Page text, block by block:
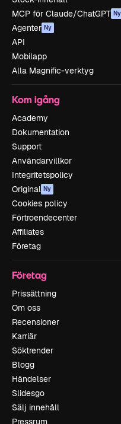
MCP för Claude/ChatGPT Ny
Agenter Ny
API
Mobilapp
Alla Magnific-verktyg
Kom igång
Academy
Dokumentation
Support
Användarvillkor
Integritetspolicy
Original Ny
Cookies policy
Förtroendecenter
Affiliates
Företag
Företag
Prissättning
Om oss
Recensioner
Karriär
Söktrender
Blogg
Händelser
Slidesgo
Sälj innehåll
Pressrum